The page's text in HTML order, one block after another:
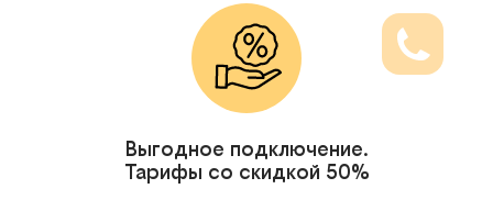
Выгодное подключение.
Тарифы со скидкой 50%